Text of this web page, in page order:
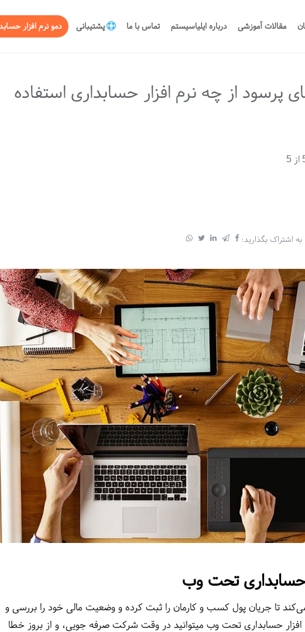
مقالات آموزشی درباره ایلیاسیستم تماس با ما پشتیبانی دمو نرم افزار
پرسود از چه نرم افزار حسابداری استفاده
از 5
به اشتراک بگذارید:
حسابداری تحت وب
تا جریان پول کسب و کارمان را ثبت کرده و وضعیت مالی خود را بررسی و
افزار حسابداری تحت وب میتوانید در وقت شرکت صرفه جویی، و از بروز خطا